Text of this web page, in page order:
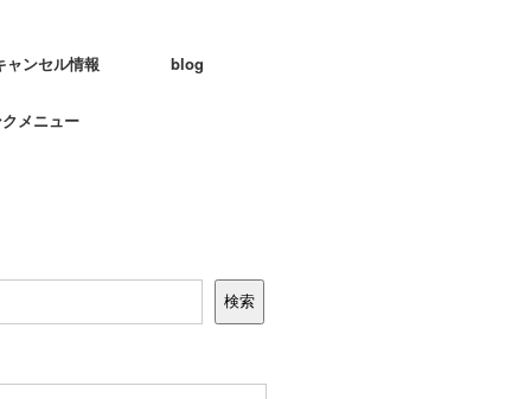
ャンセル情報 blog
クメニュー
検索